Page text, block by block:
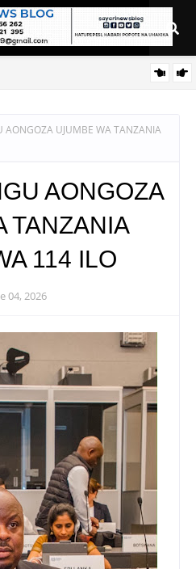
AONGOZA UJUMBE WA TANZANIA
AONGOZA
TANZANIA
114 ILO
04, 2026